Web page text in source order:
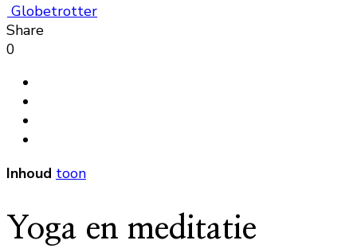
Globetrotter
Share
0
Inhoud toon
Yoga en meditatie